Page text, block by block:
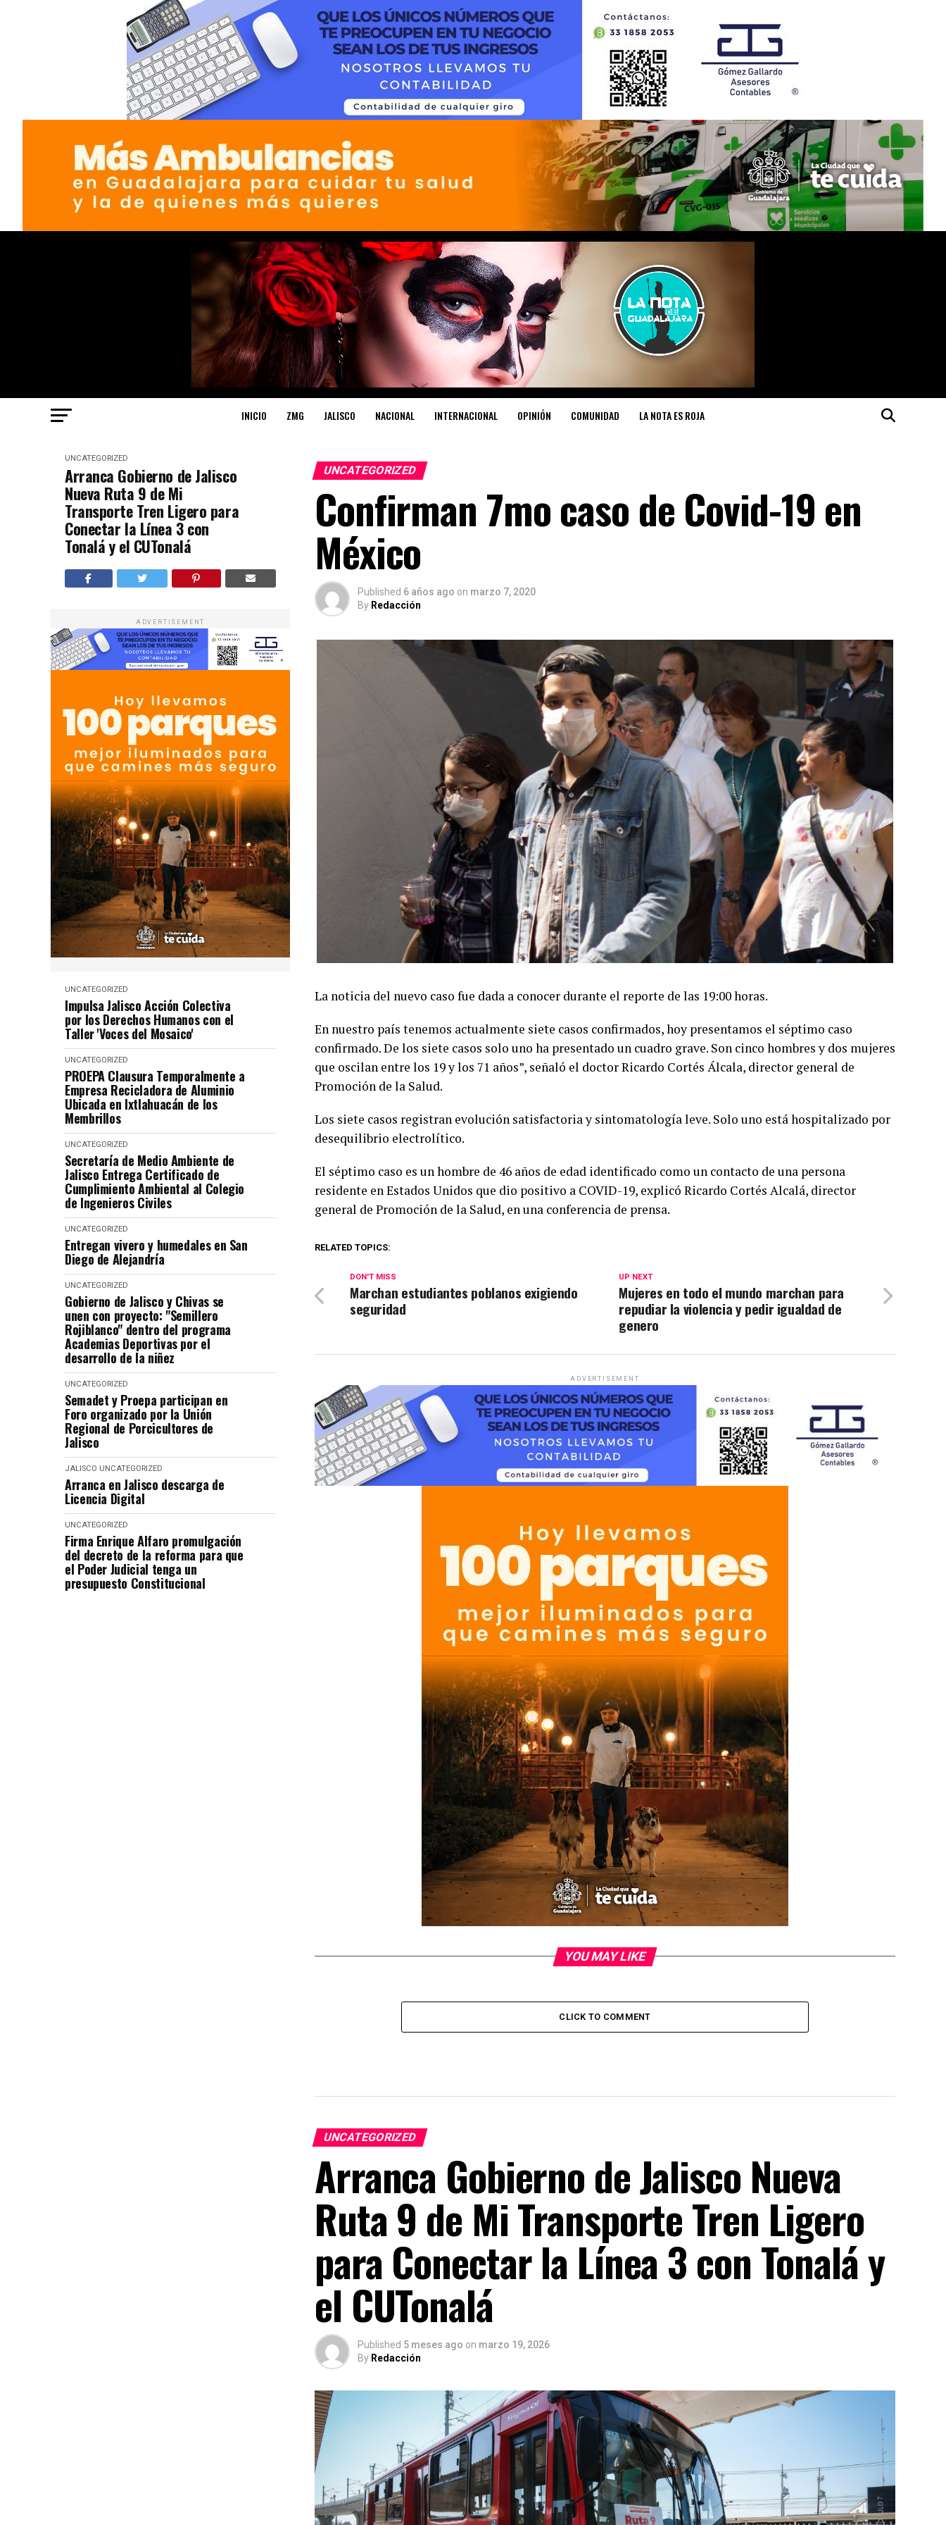
INICIO ZMG JALISCO NACIONAL INTERNACIONAL OPINIÓN COMUNIDAD LA NOTA ES ROJA
UNCATEGORIZED
Arranca Gobierno de Jalisco
Nueva Ruta 9 de Mi
Transporte Tren Ligero para
Conectar la Línea 3 con
Tonalá y el CUTonalá
ADVERTISEMENT
UNCATEGORIZED
Impulsa Jalisco Acción Colectiva
por los Derechos Humanos con el
Taller 'Voces del Mosaico'
UNCATEGORIZED
PROEPA Clausura Temporalmente a
Empresa Recicladora de Aluminio
Ubicada en Ixtlahuacán de los
Membrillos
UNCATEGORIZED
Secretaría de Medio Ambiente de
Jalisco Entrega Certificado de
Cumplimiento Ambiental al Colegio
de Ingenieros Civiles
UNCATEGORIZED
Entregan vivero y humedales en San
Diego de Alejandría
UNCATEGORIZED
Gobierno de Jalisco y Chivas se
unen con proyecto: "Semillero
Rojiblanco" dentro del programa
Academias Deportivas por el
desarrollo de la niñez
UNCATEGORIZED
Semadet y Proepa participan en
Foro organizado por la Unión
Regional de Porcicultores de
Jalisco
JALISCO UNCATEGORIZED
Arranca en Jalisco descarga de
Licencia Digital
UNCATEGORIZED
Firma Enrique Alfaro promulgación
del decreto de la reforma para que
el Poder Judicial tenga un
presupuesto Constitucional
UNCATEGORIZED
Confirman 7mo caso de Covid-19 en
México
Published 6 años ago on marzo 7, 2020
By Redacción
La noticia del nuevo caso fue dada a conocer durante el reporte de las 19:00 horas.
En nuestro país tenemos actualmente siete casos confirmados, hoy presentamos el séptimo caso
confirmado. De los siete casos solo uno ha presentado un cuadro grave. Son cinco hombres y dos mujeres
que oscilan entre los 19 y los 71 años”, señaló el doctor Ricardo Cortés Álcala, director general de
Promoción de la Salud.
Los siete casos registran evolución satisfactoria y sintomatología leve. Solo uno está hospitalizado por
desequilibrio electrolítico.
El séptimo caso es un hombre de 46 años de edad identificado como un contacto de una persona
residente en Estados Unidos que dio positivo a COVID-19, explicó Ricardo Cortés Alcalá, director
general de Promoción de la Salud, en una conferencia de prensa.
RELATED TOPICS:
UP NEXT
Mujeres en todo el mundo marchan para
repudiar la violencia y pedir igualdad de
genero
DON'T MISS
Marchan estudiantes poblanos exigiendo
seguridad
ADVERTISEMENT
YOU MAY LIKE
CLICK TO COMMENT
UNCATEGORIZED
Arranca Gobierno de Jalisco Nueva
Ruta 9 de Mi Transporte Tren Ligero
para Conectar la Línea 3 con Tonalá y
el CUTonalá
Published 5 meses ago on marzo 19, 2026
By Redacción